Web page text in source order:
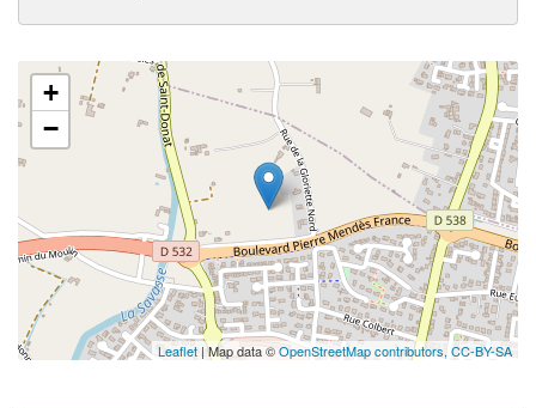
+
−
Leaflet | Map data ©OpenStreetMap contributors, CC-BY-SA